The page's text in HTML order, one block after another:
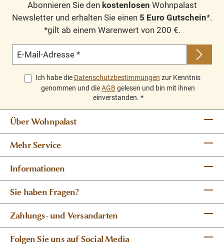
Abonnieren Sie den kostenlosen Wohnpalast
Newsletter und erhalten Sie einen 5 Euro Gutschein*.
*gilt ab einem Warenwert von 200 €.
E-Mail-Adresse *
Ich habe die Datenschutzbestimmungen zur Kenntnis
genommen und dieAGB gelesen und bin mit ihnen
einverstanden. *
Über Wohnpalast
Mehr Service
Informationen
Sie haben Fragen?
Zahlungs- und Versandarten
Folgen Sie uns auf Social Media